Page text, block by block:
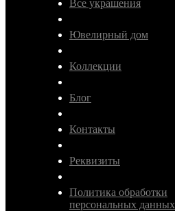
Все украшения
Ювелирный дом
Коллекции
Блог
Контакты
Реквизиты
Политика обработки
персональных данных